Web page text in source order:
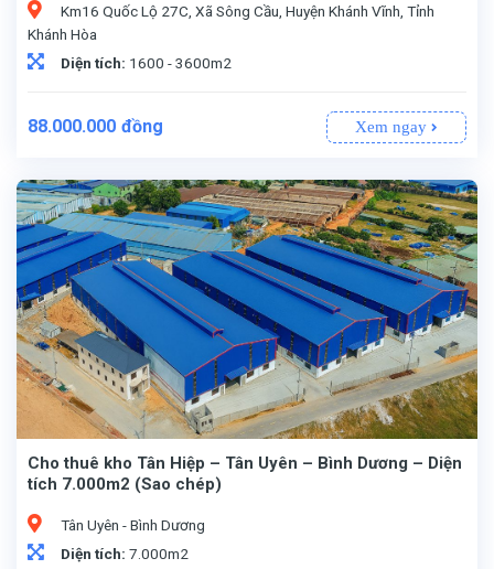
Km16 Quốc Lộ 27C, Xã Sông Cầu, Huyện Khánh Vĩnh, Tỉnh
Khánh Hòa
Diện tích: 1600 - 3600m2
88.000.000 đồng Xem ngay
Cho thuê kho Tân Hiệp – Tân Uyên – Bình Dương – Diện
tích 7.000m2 (Sao chép)
Tân Uyên - Bình Dương
Diện tích: 7.000m2